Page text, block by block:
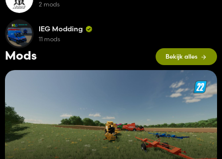
Mods Bekijk alles
2 mods
IEG Modding
11 mods